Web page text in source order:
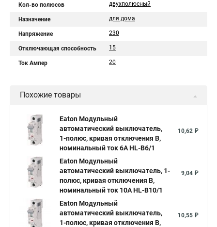
Кол-во полюсов двухполюсный
Назначение для дома
Напряжение 230
Отключающая способность 15
Ток Ампер 20
Похожие товары
Eaton Модульный
автоматический выключатель,
1-полюс, кривая отключения B,
номинальный ток 6А HL-B6/1
10,62 ₽
Eaton Модульный
автоматический выключатель, 1-
полюс, кривая отключения B,
номинальный ток 10А HL-B10/1
9,04 ₽
Eaton Модульный
автоматический выключатель,
1-полюс, кривая отключения B,
10,55 ₽